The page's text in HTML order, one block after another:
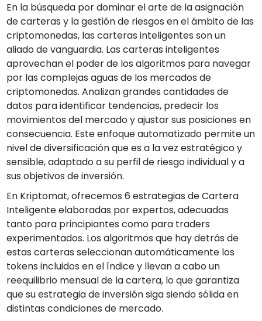
En la búsqueda por dominar el arte de la asignación
de carteras y la gestión de riesgos en el ámbito de las
criptomonedas, las carteras inteligentes son un
aliado de vanguardia. Las carteras inteligentes
aprovechan el poder de los algoritmos para navegar
por las complejas aguas de los mercados de
criptomonedas. Analizan grandes cantidades de
datos para identificar tendencias, predecir los
movimientos del mercado y ajustar sus posiciones en
consecuencia. Este enfoque automatizado permite un
nivel de diversificación que es a la vez estratégico y
sensible, adaptado a su perfil de riesgo individual y a
sus objetivos de inversión.
En Kriptomat, ofrecemos 6 estrategias de Cartera
Inteligente elaboradas por expertos, adecuadas
tanto para principiantes como para traders
experimentados. Los algoritmos que hay detrás de
estas carteras seleccionan automáticamente los
tokens incluidos en el índice y llevan a cabo un
reequilibrio mensual de la cartera, lo que garantiza
que su estrategia de inversión siga siendo sólida en
distintas condiciones de mercado.